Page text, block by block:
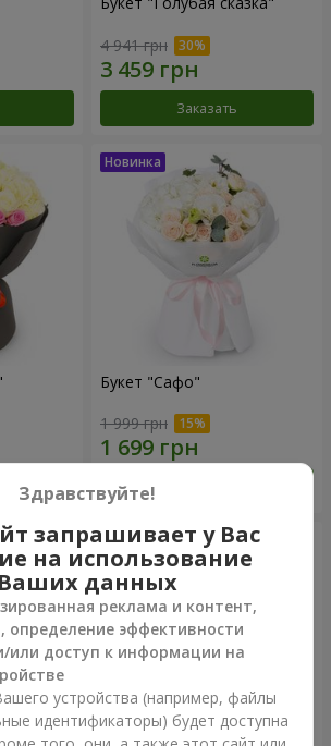
4 941 грн
Заказать
Букет "Сафо"
1 999 грн
Здравствуйте!
запрашивает у Вас
на использование
Ваших данных
реклама и контент,
определение эффективности
или доступ к информации на
устройства (например, файлы
идентификаторы) будет доступна